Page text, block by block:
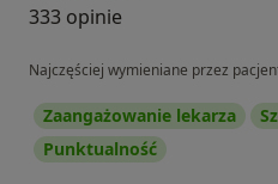
333 opinie
Najczęściej wymieniane przez
Zaangażowanie lekarza
Punktualność